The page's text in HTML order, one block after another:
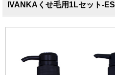
IVANKAくせ毛用1Lセット-ES